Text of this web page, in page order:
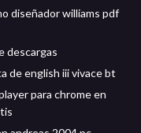
diseñador williams pdf
descargas
de english iii vivace bt
para chrome en